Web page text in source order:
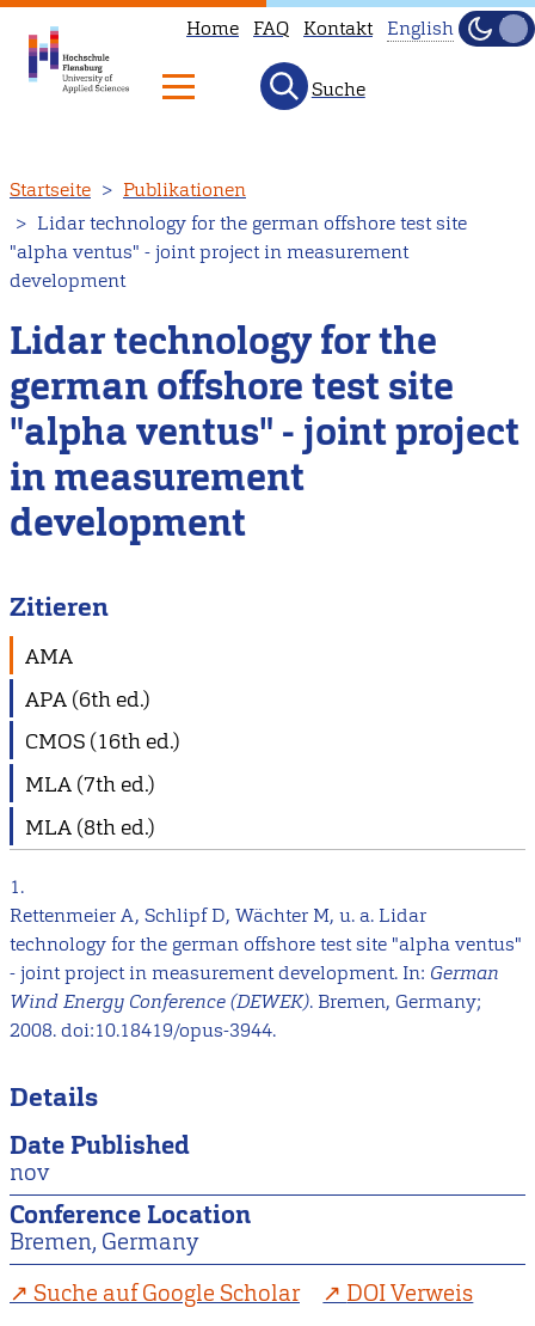
zum
Inhalt
Home FAQ Kontakt
available
Head
to
our
English
English
Hell
Suche
Startseite
Publikationen
Lidar technology for the german offshore test site
"alpha ventus" - joint project in measurement
development
Lidar technology for the
german offshore test site
"alpha ventus" - joint project
in measurement
development
Zitieren
AMA
APA (6th ed.)
CMOS (16th ed.)
MLA (7th ed.)
MLA (8th ed.)
1.
Rettenmeier A, Schlipf D, Wächter M, u. a. Lidar
technology for the german offshore test site "alpha ventus"
- joint project in measurement development. In: German
Wind Energy Conference (DEWEK). Bremen, Germany;
2008. doi:10.18419/opus-3944.
Details
Date Published
nov
Conference Location
Bremen, Germany
Suche auf Google Scholar
DOI Verweis